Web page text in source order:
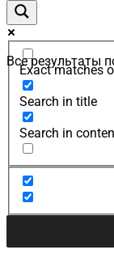
Все результаты
Exact matches
Search in title
Search in